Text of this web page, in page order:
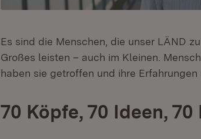
Es sind die Menschen, die unser LÄND
Großes leisten – auch im Kleinen.
haben sie getroffen und ihre Erfahrungen
70 Köpfe, 70 Ideen, 70